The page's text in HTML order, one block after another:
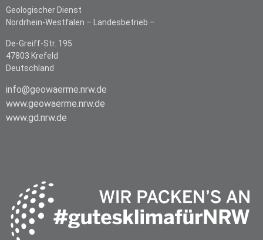
Geologischer Dienst
Nordrhein-Westfalen – Landesbetrieb –
De-Greiff-Str. 195
47803 Krefeld
Deutschland
info@geowaerme.nrw.de
www.geowaerme.nrw.de
www.gd.nrw.de